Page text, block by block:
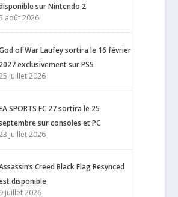
sur Nintendo 2
août 2026
of War Laufey sortira le 16 février
2027 exclusivement sur PS5
juillet 2026
SPORTS FC 27 sortira le 25
sur consoles et PC
juillet 2026
Creed Black Flag Resynced
disponible
9 juillet 2026